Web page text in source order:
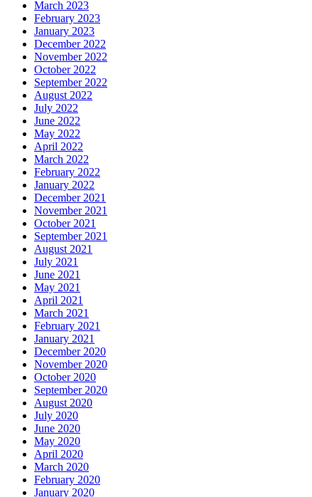
March 2023
February 2023
January 2023
December 2022
November 2022
October 2022
September 2022
August 2022
July 2022
June 2022
May 2022
April 2022
March 2022
February 2022
January 2022
December 2021
November 2021
October 2021
September 2021
August 2021
July 2021
June 2021
May 2021
April 2021
March 2021
February 2021
January 2021
December 2020
November 2020
October 2020
September 2020
August 2020
July 2020
June 2020
May 2020
April 2020
March 2020
February 2020
January 2020